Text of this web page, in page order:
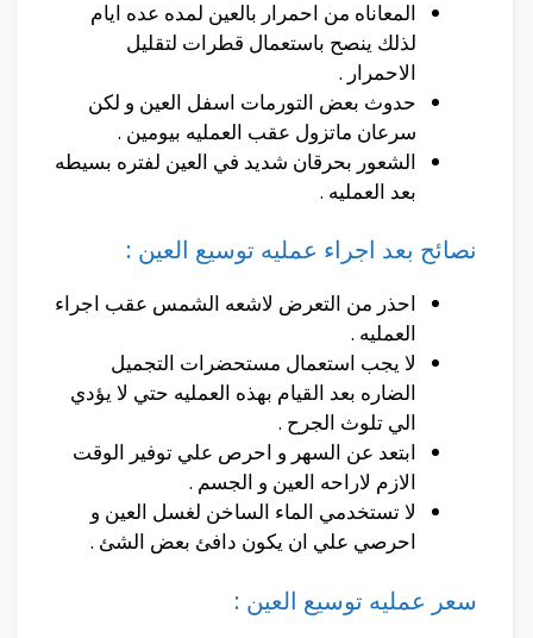
المعاناه من احمرار بالعين لمده عده ايام
لذلك ينصح باستعمال قطرات لتقليل
الاحمرار .
حدوث بعض التورمات اسفل العين و لكن
سرعان ماتزول عقب العمليه بيومين .
الشعور بحرقان شديد في العين لفتره بسيطه
بعد العمليه .
نصائح بعد اجراء عمليه توسيع العين :
احذر من التعرض لاشعه الشمس عقب اجراء
العمليه .
لا يجب استعمال مستحضرات التجميل
الضاره بعد القيام بهذه العمليه حتي لا يؤدي
الي تلوث الجرح .
ابتعد عن السهر و احرص علي توفير الوقت
الازم لاراحه العين و الجسم .
لا تستخدمي الماء الساخن لغسل العين و
احرصي علي ان يكون دافئ بعض الشئ .
سعر عمليه توسيع العين :